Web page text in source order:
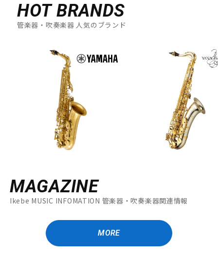
配信/ライブ機器
中古 ヴィンテージ
HOT BRANDS
管楽器・吹奏楽器 人気のブランド
MAGAZINE
Ikebe MUSIC INFOMATION 管楽器・吹奏楽器関連情報
MORE